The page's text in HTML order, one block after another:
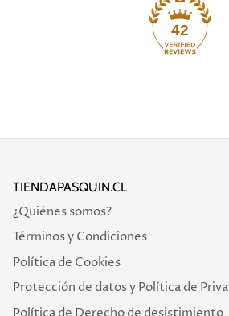
42
TIENDAPASQUIN.CL
¿Quiénes somos?
Términos y Condiciones
Política de Cookies
Protección de datos y Política de